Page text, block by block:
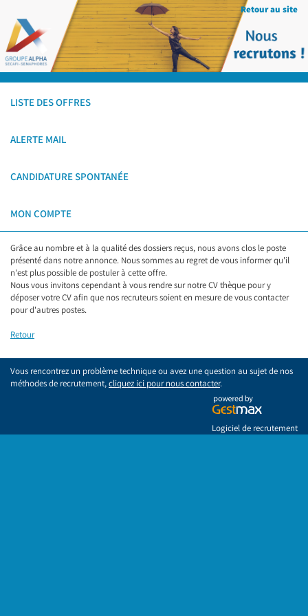
Retour au site
LISTE DES OFFRES
ALERTE MAIL
CANDIDATURE SPONTANÉE
MON COMPTE
Grâce au nombre et à la qualité des dossiers reçus, nous avons clos le poste
présenté dans notre annonce. Nous sommes au regret de vous informer qu'il
n'est plus possible de postuler à cette offre.
Nous vous invitons cependant à vous rendre sur notre CV thèque pour y
déposer votre CV afin que nos recruteurs soient en mesure de vous contacter
pour d'autres postes.
Retour
Vous rencontrez un problème technique ou avez une question au sujet de nos
méthodes de recrutement,cliquez ici pour nous contacter.
Logiciel de recrutement